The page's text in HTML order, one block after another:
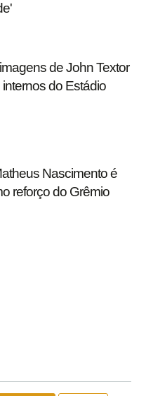
de John Textor
do Estádio
Nascimento é
reforço do Grêmio